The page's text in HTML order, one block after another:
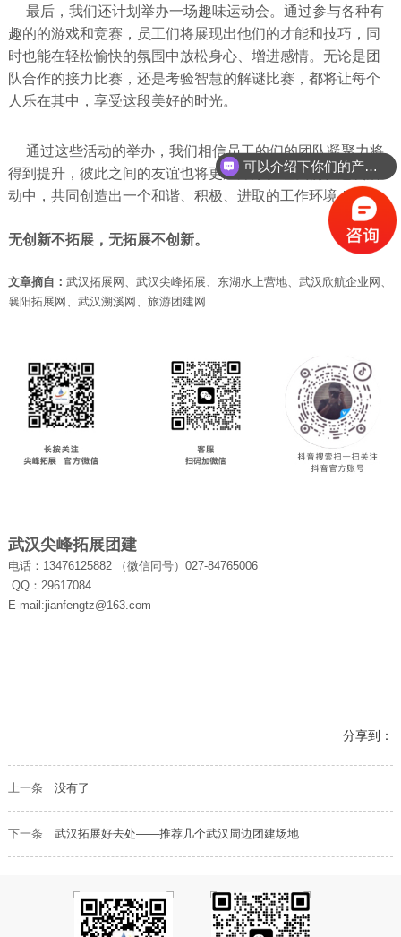
最后，我们还计划举办一场趣味运动会。通过参与各种有
趣的的游戏和竞赛，员工们将展现出他们的才能和技巧，同
时也能在轻松愉快的氛围中放松身心、增进感情。无论是团
队合作的接力比赛，还是考验智慧的解谜比赛，都将让每个
人乐在其中，享受这段美好的时光。
通过这些活动的举办，我们相信员工的们的团队凝聚力将
得到提升，彼此之间的友谊也将更加深厚。让我们在这次活
动中，共同创造出一个和谐、积极、进取的工作环境！
无创新不拓展，无拓展不创新。
文章摘自： 武汉拓展网、武汉尖峰拓展、东湖水上营地、武汉欣航企业网、
襄阳拓展网、武汉溯溪网、旅游团建网
武汉尖峰拓展团建
电话：13476125882 （微信同号） 027-84765006
QQ：29617084
E-mail:jianfengtz@163.com
分享到：
上一条 没有了
下一条 武汉拓展好去处——推荐几个武汉周边团建场地
可以介绍下你们的产品么？